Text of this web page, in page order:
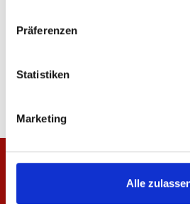
Präferenzen
Statistiken
Marketing
Alle
74,95 €